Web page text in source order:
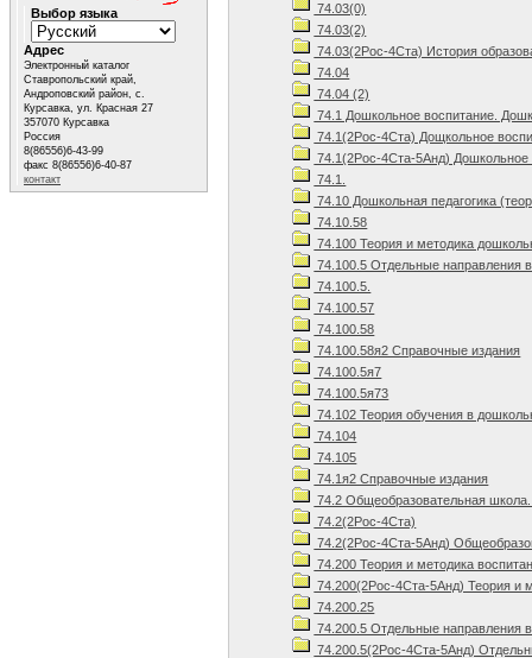
74.03(0)
74.03(2)
74.03(2Рос-4Ста) История
74.04
74.04 (2)
74.1 Дошкольное воспитание.
74.1(2Рос-4Ста) Дощкольное
74.1(2Рос-4Ста-5Анд) Дошкольное
74.1.
74.10 Дошкольная педагогика
74.10.58
74.100 Теория и методика
74.100.5 Отдельные направления
74.100.5.
74.100.57
74.100.58
74.100.58я2 Справочные издания
74.100.5я7
74.100.5я73
74.102 Теория обучения в
74.104
74.105
74.1я2 Справочные издания
74.2 Общеобразовательная
74.2(2Рос-4Ста)
74.2(2Рос-4Ста-5Анд)
74.200 Теория и методика
74.200(2Рос-4Ста-5Анд) Теория и
74.200.25
74.200.5 Отдельные направления
74.200.5(2Рос-4Ста-5Анд)
Выбор языка
Адрес
Электронный каталог
Ставропольский край,
Андроповский район, с.
Курсавка, ул. Красная 27
357070 Курсавка
Россия
8(86556)6-43-99
факс 8(86556)6-40-87
контакт